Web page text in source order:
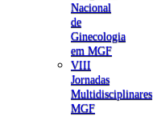
Nacional
de
Ginecologia
em MGF
VIII
Jornadas
Multidisciplinares
MGF